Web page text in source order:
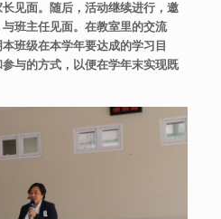
见面。随后，活动继续进行，邀
班主任见面。在教室里的交流
班级在本学年要达成的学习目
与的方式，以便在学年末实现既